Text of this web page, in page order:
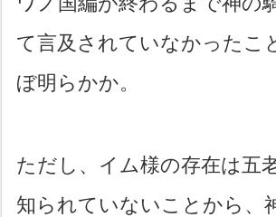
て言及されていなかったこ
ぼ明らかか。
ただし、イム様の存在は五
知られていないことから、